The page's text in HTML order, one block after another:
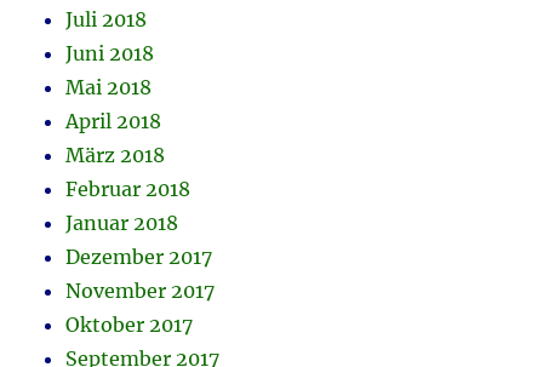
Juli 2018
Juni 2018
Mai 2018
April 2018
März 2018
Februar 2018
Januar 2018
Dezember 2017
November 2017
Oktober 2017
September 2017